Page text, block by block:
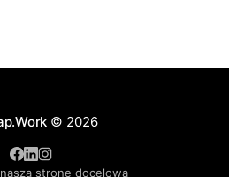
ale na otwartym
Widzisz mało
© 2026
stronę docelową